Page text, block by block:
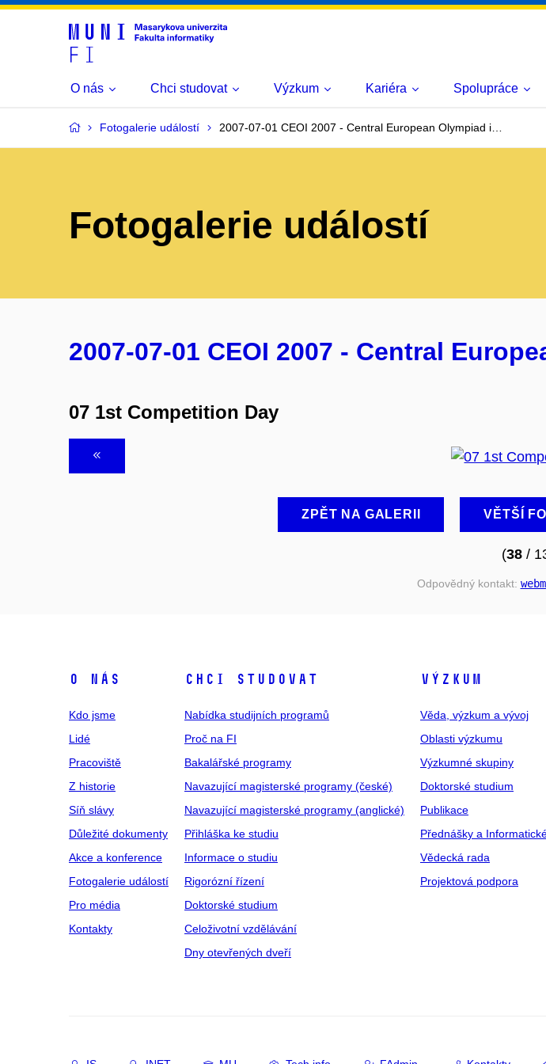
O nás Chci studovat Výzkum Kariéra Spolupráce
Fotogalerie událostí 2007-07-01 CEOI 2007 - Central European Olympiad i…
Fotogalerie událostí
2007-07-01 CEOI 2007 - Central
07 1st Competition Day
ZPĚT NA GALERII VĚTŠÍ
(38/
Odpovědný kontakt:
O NÁS
Kdo jsme
Lidé
Pracoviště
Z historie
Síň slávy
Důležité dokumenty
Akce a konference
Fotogalerie událostí
Pro média
Kontakty
CHCI STUDOVAT
Nabídka studijních programů
Proč na FI
Bakalářské programy
Navazující magisterské programy (české)
Navazující magisterské programy (anglické)
Přihláška ke studiu
Informace o studiu
Rigorózní řízení
Doktorské studium
Celoživotní vzdělávání
Dny otevřených dveří
VÝZKUM
Věda, výzkum a vývoj
Oblasti výzkumu
Výzkumné skupiny
Doktorské studium
Publikace
Přednášky a
Vědecká rada
Projektová podpora